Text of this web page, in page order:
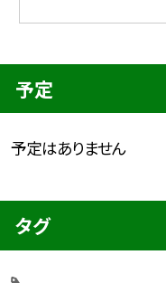
予定
予定はありません
タグ